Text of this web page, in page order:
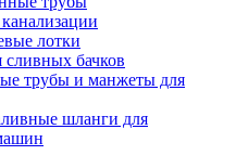
лотки
сливных бачков
трубы и манжеты для
шланги для